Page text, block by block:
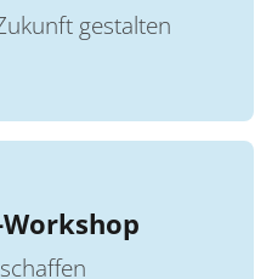
gestalten